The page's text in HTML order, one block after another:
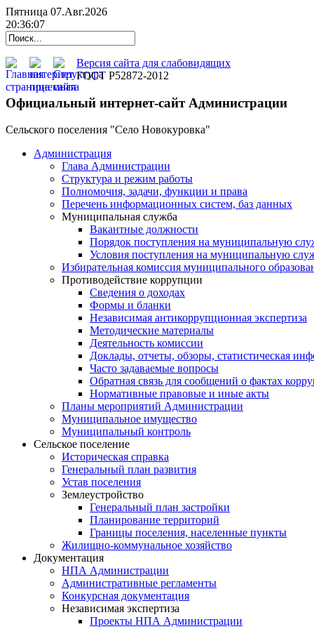
Пятница 07.Авг.2026
20:36:08
Версия сайта для слабовидящих
ГОСТ Р52872-2012
Официальный интернет-сайт Администрации
Сельского поселения "Село Новокуровка"
Администрация
Глава Администрации
Структура и режим работы
Полномочия, задачи, функции и права
Перечень информационных систем, баз данных
Муниципальная служба
Вакантные должности
Порядок поступления на муниципальную
Условия поступления на муниципальную
Избирательная комиссия муниципального
Противодействие коррупции
Сведения о доходах
Формы и бланки
Независимая антикоррупционная экспертиза
Методические материалы
Деятельность комиссии
Доклады, отчеты, обзоры, статистическая
Часто задаваемые вопросы
Обратная связь для сообщений о фактах
Нормативные правовые и иные акты
Планы мероприятий Администрации
Муниципальное имущество
Муниципальный контроль
Сельское поселение
Историческая справка
Генеральный план развития
Устав поселения
Землеустройство
Генеральный план застройки
Планирование территорий
Границы поселения, населенные пункты
Жилищно-коммунальное хозяйство
Документация
НПА Администрации
Административные регламенты
Конкурсная документация
Независимая экспертиза
Проекты НПА Администрации